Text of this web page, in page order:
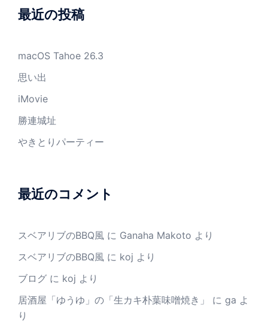
最近の投稿
macOS Tahoe 26.3
思い出
iMovie
勝連城址
やきとりパーティー
最近のコメント
スベアリブのBBQ風 に Ganaha Makoto より
スベアリブのBBQ風 に koj より
ブログ に koj より
居酒屋「ゆうゆ」の「生カキ朴葉味噌焼き」
に ga よ
り